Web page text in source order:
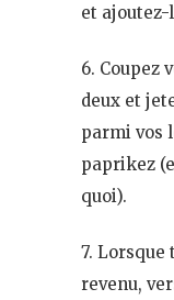
et ajoutez-
6. Coupez
deux et
parmi vos
paprikez
quoi).
7. Lorsque
revenu,